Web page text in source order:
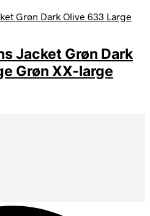
Jacket Grøn Dark
Grøn XX-large